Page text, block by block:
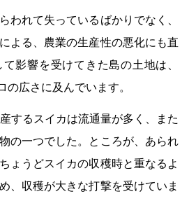
われて失っているばかりでなく、
よる、農業の生産性の悪化にも直
影響を受けてきた島の土地は、
の広さに及んでいます。
するスイカは流通量が多く、また
の一つでした。ところが、あられ
ょうどスイカの収穫時と重なるよ
、収穫が大きな打撃を受けていま